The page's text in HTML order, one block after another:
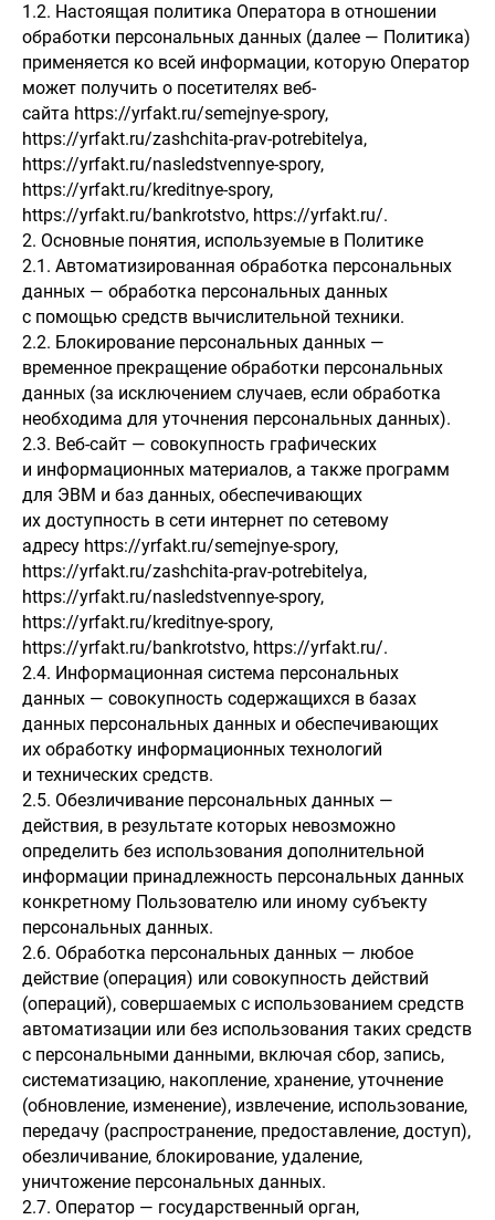
1.2. Настоящая политика Оператора в отношении
обработки персональных данных (далее — Политика)
применяется ко всей информации, которую Оператор
может получить о посетителях веб-
сайта https://yrfakt.ru/semejnye-spory,
https://yrfakt.ru/zashchita-prav-potrebitelya,
https://yrfakt.ru/nasledstvennye-spory,
https://yrfakt.ru/kreditnye-spory,
https://yrfakt.ru/bankrotstvo, https://yrfakt.ru/.
2. Основные понятия, используемые в Политике
2.1. Автоматизированная обработка персональных
данных — обработка персональных данных
с помощью средств вычислительной техники.
2.2. Блокирование персональных данных —
временное прекращение обработки персональных
данных (за исключением случаев, если обработка
необходима для уточнения персональных данных).
2.3. Веб-сайт — совокупность графических
и информационных материалов, а также программ
для ЭВМ и баз данных, обеспечивающих
их доступность в сети интернет по сетевому
адресу https://yrfakt.ru/semejnye-spory,
https://yrfakt.ru/zashchita-prav-potrebitelya,
https://yrfakt.ru/nasledstvennye-spory,
https://yrfakt.ru/kreditnye-spory,
https://yrfakt.ru/bankrotstvo, https://yrfakt.ru/.
2.4. Информационная система персональных
данных — совокупность содержащихся в базах
данных персональных данных и обеспечивающих
их обработку информационных технологий
и технических средств.
2.5. Обезличивание персональных данных —
действия, в результате которых невозможно
определить без использования дополнительной
информации принадлежность персональных данных
конкретному Пользователю или иному субъекту
персональных данных.
2.6. Обработка персональных данных — любое
действие (операция) или совокупность действий
(операций), совершаемых с использованием средств
автоматизации или без использования таких средств
с персональными данными, включая сбор, запись,
систематизацию, накопление, хранение, уточнение
(обновление, изменение), извлечение, использование,
передачу (распространение, предоставление, доступ),
обезличивание, блокирование, удаление,
уничтожение персональных данных.
2.7. Оператор — государственный орган,